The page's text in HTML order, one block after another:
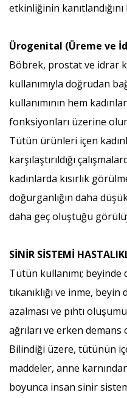
etkinliğinin
Ürogenital (Üreme ve
Böbrek, prostat ve idrar
kullanımıyla doğrudan
kullanımının hem
fonksiyonları üzerine
Tütün ürünleri içen
karşılaştırıldığı
kadınlarda kısırlık
doğurganlığın daha
daha geç oluştuğu
SİNİR SİSTEMİ
Tütün kullanımı;
tıkanıklığı ve inme, beyin
azalması ve pıhtı
ağrıları ve erken
Bilindiği üzere, tütünün
maddeler, anne
boyunca insan sinir